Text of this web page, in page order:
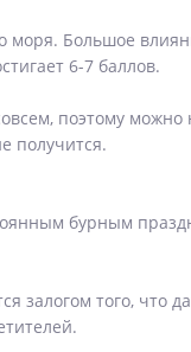
моря. Большое
6-7 баллов.
поэтому можно
получится.
бурным
залогом того, что